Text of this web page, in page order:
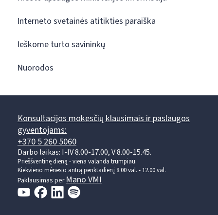
Interneto svetainės atitikties paraiška
Ieškome turto savininkų
Nuorodos
Konsultacijos mokesčių klausimais ir paslaugos
gyventojams:
+370 5 260 5060
Darbo laikas: I-IV 8.00-17.00, V 8.00-15.45.
Prieššventinę dieną - viena valanda trumpiau.
Kiekvieno mėnesio antrą penktadienį 8.00 val. - 12.00 val.
Paklausimas perMano VMI